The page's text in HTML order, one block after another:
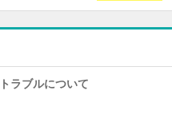
ラブルについて